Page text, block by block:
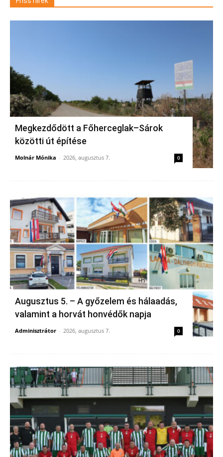
Megkezdődött a Főherceglak–Sárok
közötti út építése
Molnár Mónika - 2026, augusztus 7. 0
Augusztus 5. – A győzelem és hálaadás,
valamint a horvát honvédők napja
Adminisztrátor - 2026, augusztus 7. 0